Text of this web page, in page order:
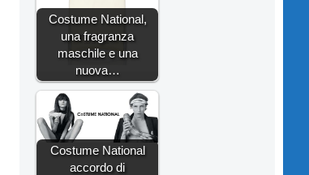
Costume National,
una fragranza
maschile e una
nuova…
Costume National
accordo di